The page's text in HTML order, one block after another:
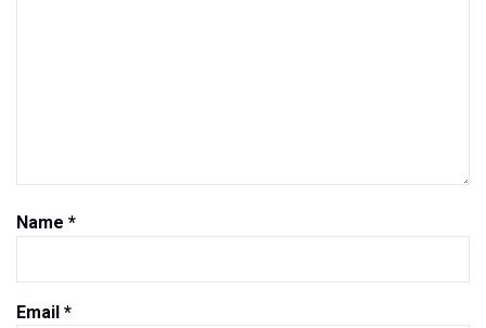
Name *
Email *